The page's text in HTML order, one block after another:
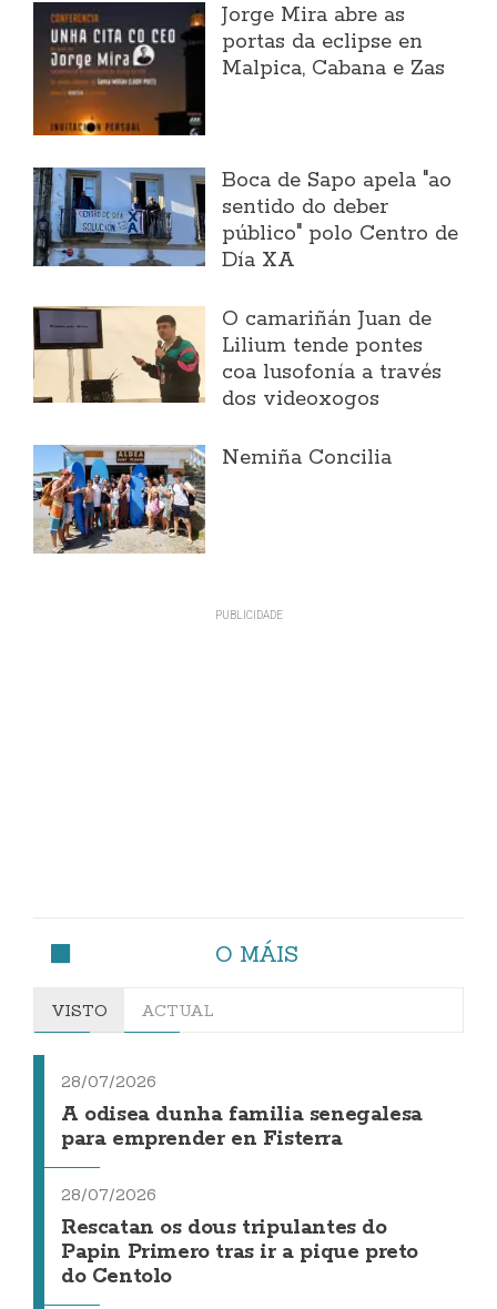
Jorge Mira abre as
portas da eclipse en
Malpica, Cabana e Zas
Boca de Sapo apela "ao
sentido do deber
público" polo Centro de
Día XA
O camariñán Juan de
Lilium tende pontes
coa lusofonía a través
dos videoxogos
Nemiña Concilia
O MÁIS
VISTO ACTUAL
28/07/2026
A odisea dunha familia senegalesa
para emprender en Fisterra
28/07/2026
Rescatan os dous tripulantes do
Papin Primero tras ir a pique preto
do Centolo